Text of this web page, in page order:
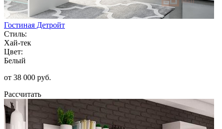
Гостиная Детройт
Стиль:
Хай-тек
Цвет:
Белый
от 38 000 руб.
Рассчитать